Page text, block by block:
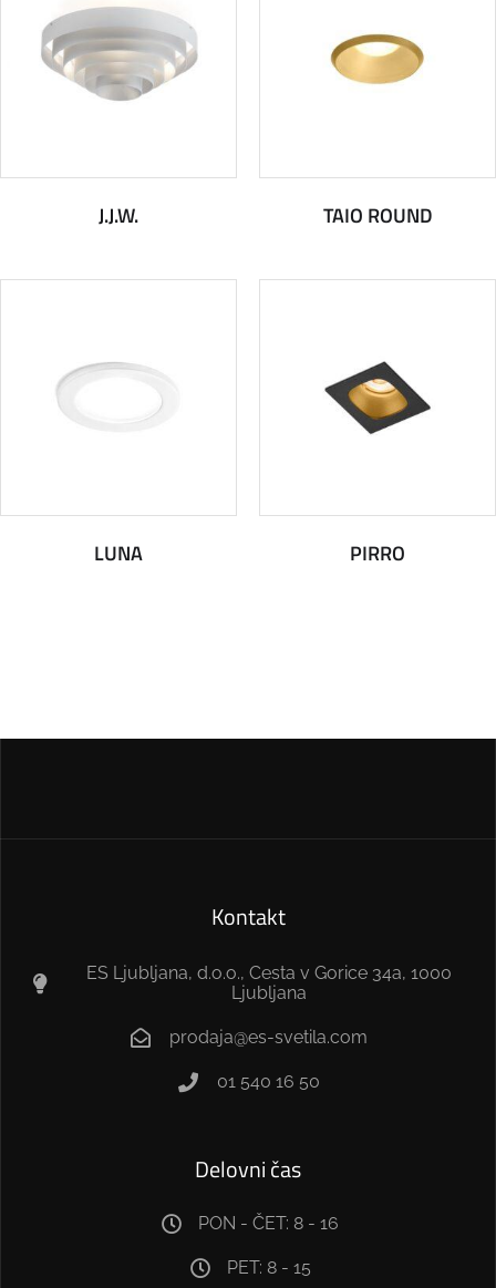
J.J.W. TAIO ROUND
LUNA PIRRO
Kontakt
ES Ljubljana, d.o.o., Cesta v Gorice 34a, 1000
Ljubljana
prodaja@es-svetila.com
01 540 16 50
Delovni čas
PON - ČET: 8 - 16
PET: 8 - 15